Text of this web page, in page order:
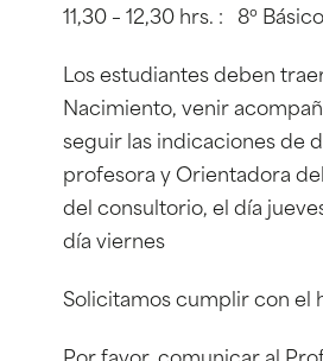
11,30 – 12,30 hrs. : 8º
Los estudiantes deben
Nacimiento, venir
seguir las indicaciones de
profesora y Orientadora
del consultorio, el día
día viernes
Solicitamos cumplir con el